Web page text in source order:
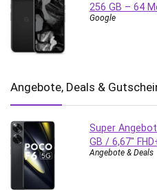
256 GB – 64
Google
Angebote, Deals &
Super
GB / 6,67″
Angebote & Deals